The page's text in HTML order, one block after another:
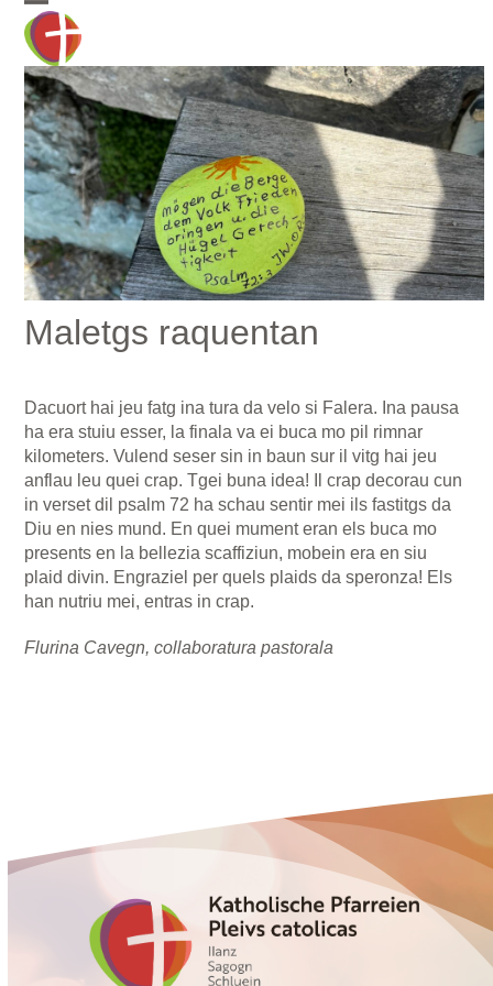
Skip
content
Open
mobile
menu
Close
mobile
menu
Maletgs raquentan
Dacuort hai jeu fatg ina tura da velo si Falera. Ina pausa
ha era stuiu esser, la finala va ei buca mo pil rimnar
kilometers. Vulend seser sin in baun sur il vitg hai jeu
anflau leu quei crap. Tgei buna idea! Il crap decorau cun
in verset dil psalm 72 ha schau sentir mei ils fastitgs da
Diu en nies mund. En quei mument eran els buca mo
presents en la bellezia scaffiziun, mobein era en siu
plaid divin. Engraziel per quels plaids da speronza! Els
han nutriu mei, entras in crap.
Flurina Cavegn, collaboratura pastorala